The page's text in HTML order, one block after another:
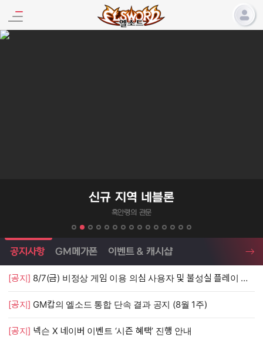
엘소드 프로모션
신규 지역 네블론
흑안령의 관문
엘소드 소식
공지사항 GM메가폰 이벤트 & 캐시샵
[공지] 8/7(금) 비정상 게임 이용 의심 사용자 및 불성실 플레이 단속 안내
[공지] GM캅의 엘소드 통합 단속 결과 공지 (8월 1주)
[공지] 넥슨 X 네이버 이벤트 ‘시즌 혜택’ 진행 안내